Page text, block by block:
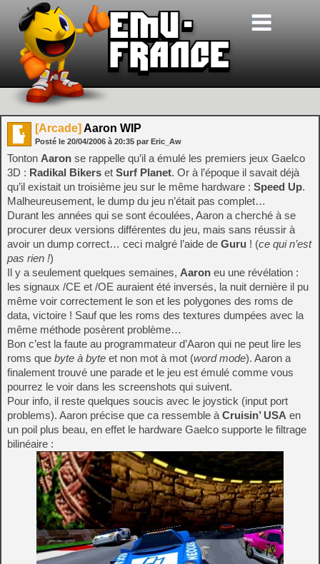
[Arcade] Aaron WIP
Posté le 20/04/2006 à 20:35 par Eric_Aw
Tonton Aaron se rappelle qu’il a émulé les premiers jeux Gaelco
3D : Radikal Bikers et Surf Planet. Or à l’époque il savait déjà
qu’il existait un troisième jeu sur le même hardware : Speed Up.
Malheureusement, le dump du jeu n’était pas complet…
Durant les années qui se sont écoulées, Aaron a cherché à se
procurer deux versions différentes du jeu, mais sans réussir à
avoir un dump correct… ceci malgré l’aide de Guru ! (ce qui n’est
pas rien !)
Il y a seulement quelques semaines, Aaron eu une révélation :
les signaux /CE et /OE auraient été inversés, la nuit dernière il pu
même voir correctement le son et les polygones des roms de
data, victoire ! Sauf que les roms des textures dumpées avec la
même méthode posèrent problème…
Bon c’est la faute au programmateur d’Aaron qui ne peut lire les
roms que byte à byte et non mot à mot (word mode). Aaron a
finalement trouvé une parade et le jeu est émulé comme vous
pourrez le voir dans les screenshots qui suivent.
Pour info, il reste quelques soucis avec le joystick (input port
problems). Aaron précise que ca ressemble à Cruisin’ USA en
un poil plus beau, en effet le hardware Gaelco supporte le filtrage
bilinéaire :